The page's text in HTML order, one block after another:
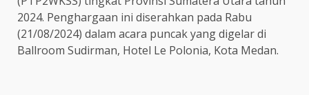
2024. Penghargaan ini diserahkan pada Rabu
(21/08/2024) dalam acara puncak yang digelar di
Ballroom Sudirman, Hotel Le Polonia, Kota Medan.